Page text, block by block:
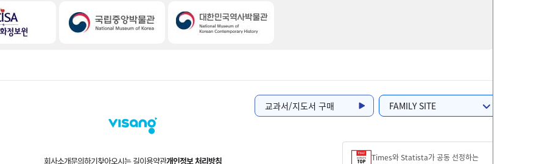
회사소개문의하기찾아오시는 길이용약관개인정보 처리방침
교과서/지도서 구매 FAMILY SITE
Times와 Statista가 공동 선정하는 제27회 대한민국디자인대상